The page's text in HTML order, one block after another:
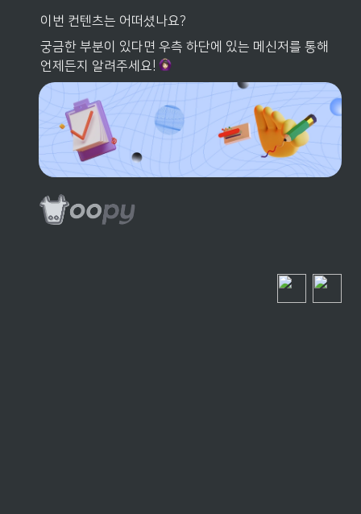
이번 컨텐츠는 어떠셨나요?
궁금한 부분이 있다면 우측 하단에 있는 메신저를 통해
언제든지 알려주세요!